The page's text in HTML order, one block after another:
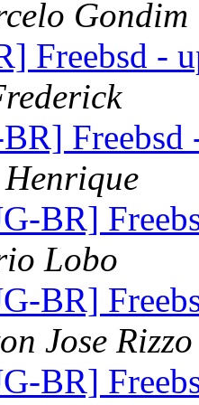
Gondim
Freebsd -
Freebsd
BR]
Lobo
BR]
Jose Rizzo
BR]